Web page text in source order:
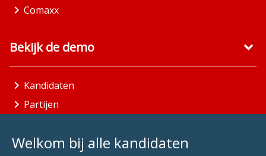
Welkom bij alle kandidaten
Comaxx
Bekijk de demo
Kandidaten
Partijen
Aandachtsgebieden